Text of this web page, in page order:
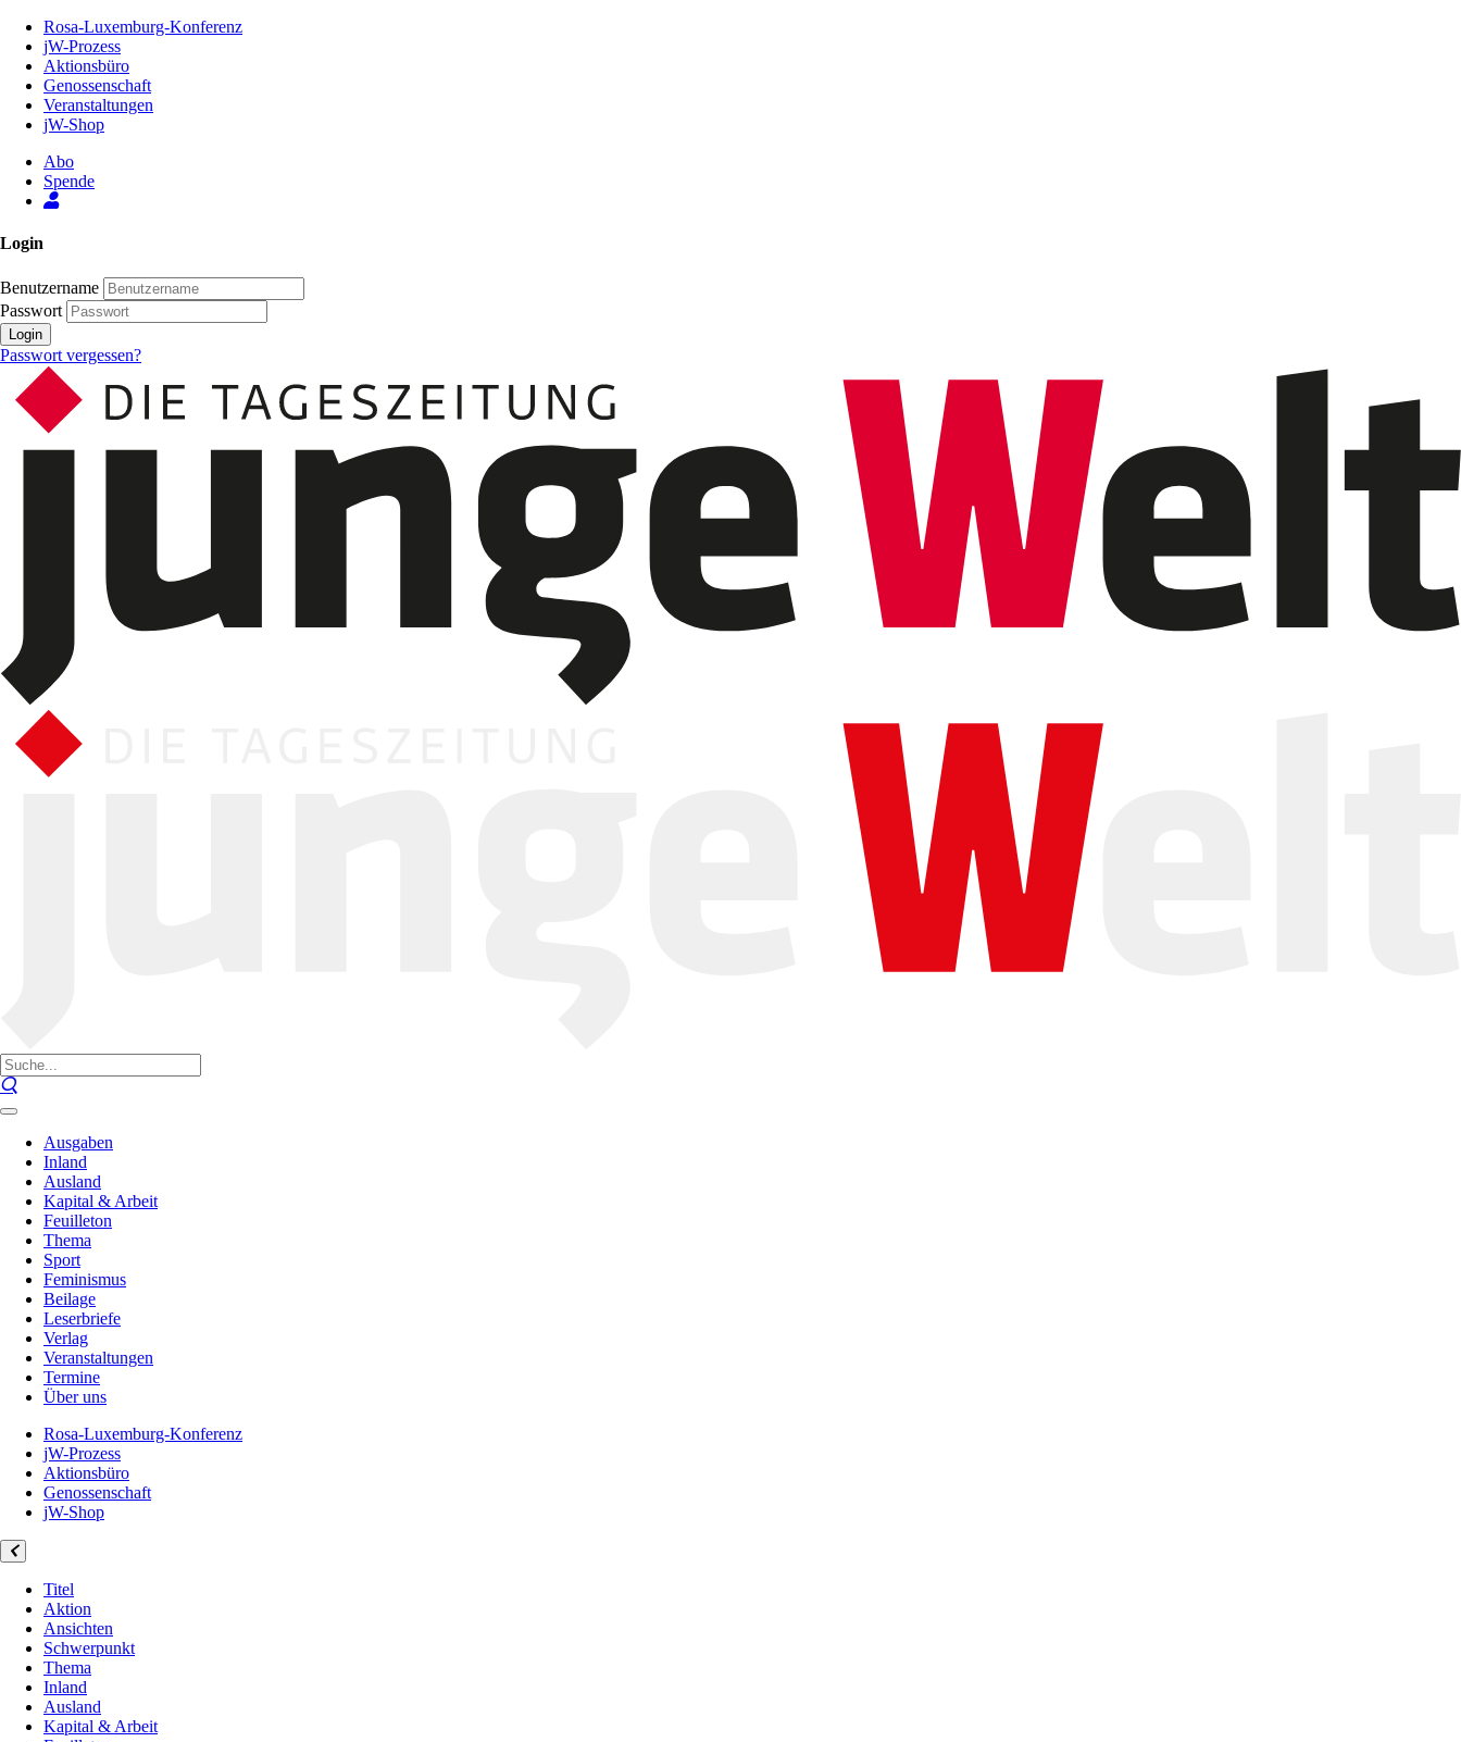
Inhalt
Seite
Rosa-Luxemburg-Konferenz
jW-Prozess
Aktionsbüro
Genossenschaft
Veranstaltungen
jW-Shop
Abo
Spende
Login
Benutzername
Passwort
Login
Passwort vergessen?
Ausgaben
Inland
Ausland
Kapital & Arbeit
Feuilleton
Thema
Sport
Feminismus
Beilage
Leserbriefe
Verlag
Veranstaltungen
Termine
Über uns
Rosa-Luxemburg-Konferenz
jW-Prozess
Aktionsbüro
Genossenschaft
jW-Shop
Titel
Aktion
Ansichten
Schwerpunkt
Thema
Inland
Ausland
Kapital & Arbeit